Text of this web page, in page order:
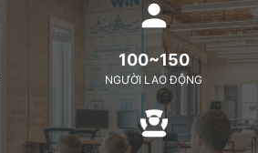
100~150
NGƯỜI LAO ĐỘNG